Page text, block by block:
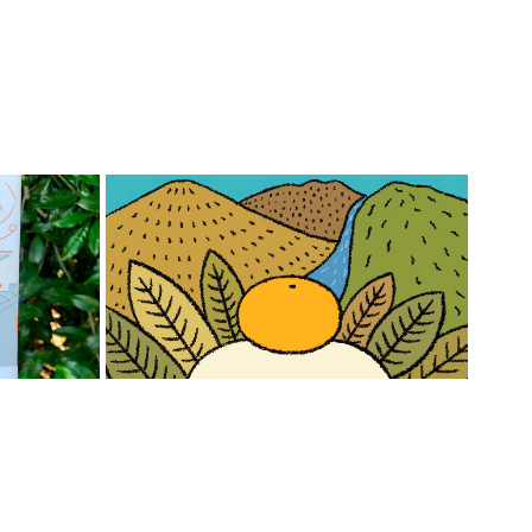
リッ
ンリ 2025元旦アニメーション